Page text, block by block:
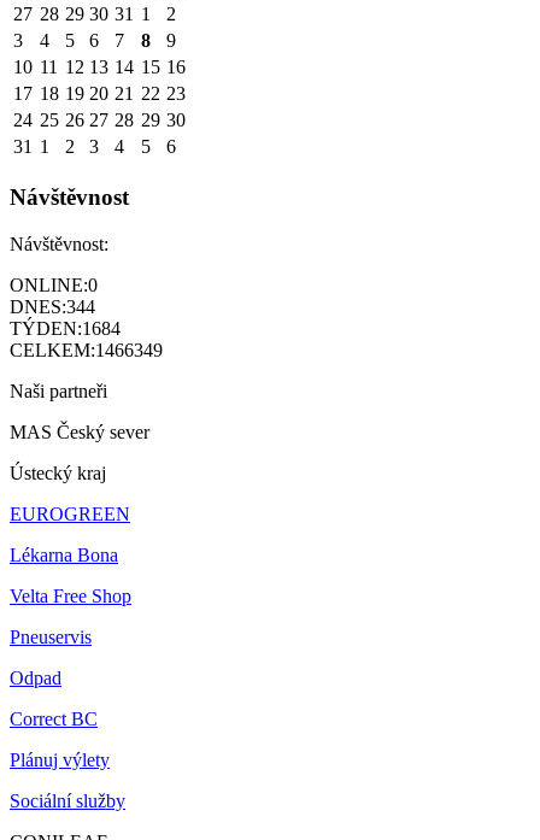
27 28 29 30 31 1
2
3
4 5 6 7 8
9
10 11 12 13 14 15 16
17 18 19 20 21 22 23
24 25 26 27 28 29 30
31 1 2 3 4 5 6
Návštěvnost
Návštěvnost:
ONLINE:0
DNES:344
TÝDEN:1684
CELKEM:1466349
Naši partneři
MAS Český sever
Ústecký kraj
EUROGREEN
Lékarna Bona
Velta Free Shop
Pneuservis
Odpad
Correct BC
Plánuj výlety
Sociální služby